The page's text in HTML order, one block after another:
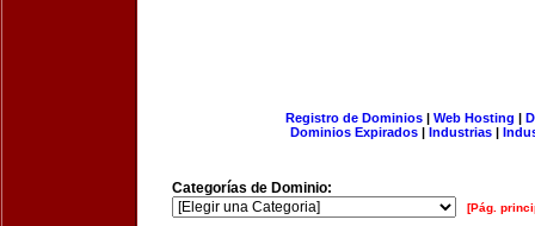
Registro de Dominios| Web Hosting |
Dominios Expirados | Industrias |
Categorías de Dominio:
[Pág.